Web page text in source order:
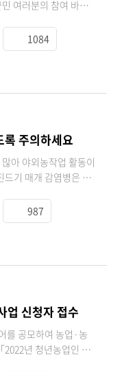
여러분의 참여 바랍
c/mafrakorea)
개선회 등), 국제포
농사비법경진대회 등
1084
록 주의하세요
아 야외농작업 활동이
드기 매개 감염병은 진
앉지 말아야 하며 귀
을 준수하시기 바랍
987
업 신청자 접수
를 공모하여 농업·농
2022년 청년농업인 경